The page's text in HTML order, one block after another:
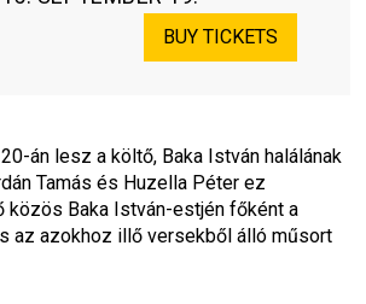
BUY TICKETS
án lesz a költő, Baka István halálának
Tamás és Huzella Péter ez
közös Baka István-estjén főként a
az azokhoz illő versekből álló műsort